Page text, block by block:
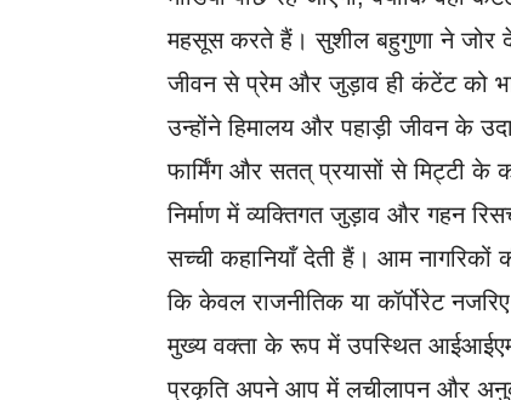
महसूस करते हैं। सुशील बहुगुणा ने जोर
जीवन से प्रेम और जुड़ाव ही कंटेंट को
उन्होंने हिमालय और पहाड़ी जीवन के
फार्मिंग और सतत् प्रयासों से मिट्टी
निर्माण में व्यक्तिगत जुड़ाव और गहन
सच्ची कहानियाँ देती हैं। आम नागरिकों
कि केवल राजनीतिक या कॉर्पोरेट
मुख्य वक्ता के रूप में उपस्थित
प्रकृति अपने आप में लचीलापन और